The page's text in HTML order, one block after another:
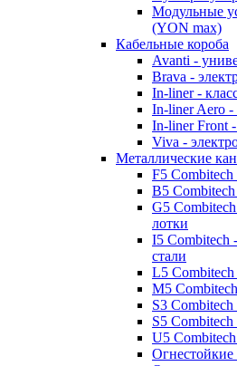
Модульные
(YON max)
Кабельные короба
Avanti -
Brava -
In-liner -
In-liner Aero
In-liner Front
Viva -
Металлические
F5
B5
G5
лотки
I5 Combitech
стали
L5
M5
S3
S5
U5
Огнестойкие